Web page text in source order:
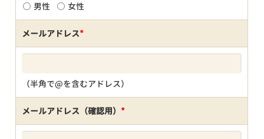
男性 女性
メールアドレス*
（半角で@を含むアドレス）
メールアドレス（確認用） *